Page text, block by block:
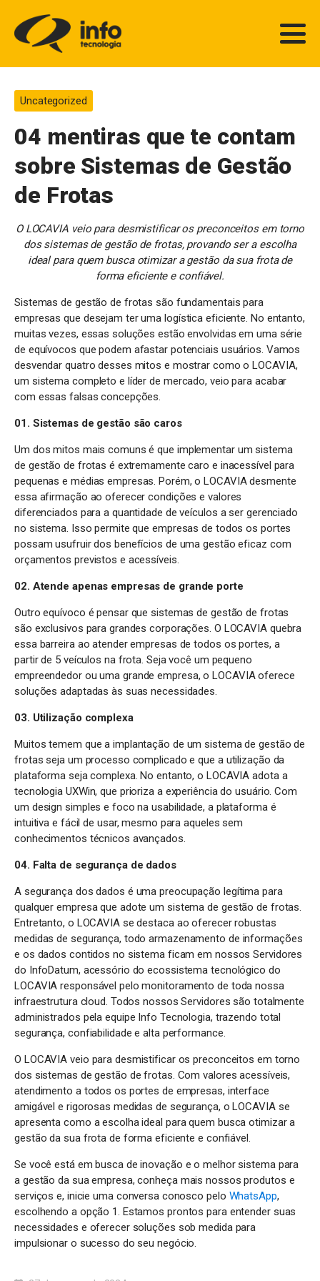
Uncategorized
04 mentiras que te contam
sobre Sistemas de Gestão
de Frotas
O LOCAVIA veio para desmistificar os preconceitos em torno
dos sistemas de gestão de frotas, provando ser a escolha
ideal para quem busca otimizar a gestão da sua frota de
forma eficiente e confiável.
Sistemas de gestão de frotas são fundamentais para
empresas que desejam ter uma logística eficiente. No entanto,
muitas vezes, essas soluções estão envolvidas em uma série
de equívocos que podem afastar potenciais usuários. Vamos
desvendar quatro desses mitos e mostrar como o LOCAVIA,
um sistema completo e líder de mercado, veio para acabar
com essas falsas concepções.
01. Sistemas de gestão são caros
Um dos mitos mais comuns é que implementar um sistema
de gestão de frotas é extremamente caro e inacessível para
pequenas e médias empresas. Porém, o LOCAVIA desmente
essa afirmação ao oferecer condições e valores
diferenciados para a quantidade de veículos a ser gerenciado
no sistema. Isso permite que empresas de todos os portes
possam usufruir dos benefícios de uma gestão eficaz com
orçamentos previstos e acessíveis.
02. Atende apenas empresas de grande porte
Outro equívoco é pensar que sistemas de gestão de frotas
são exclusivos para grandes corporações. O LOCAVIA quebra
essa barreira ao atender empresas de todos os portes, a
partir de 5 veículos na frota. Seja você um pequeno
empreendedor ou uma grande empresa, o LOCAVIA oferece
soluções adaptadas às suas necessidades.
03. Utilização complexa
Muitos temem que a implantação de um sistema de gestão de
frotas seja um processo complicado e que a utilização da
plataforma seja complexa. No entanto, o LOCAVIA adota a
tecnologia UXWin, que prioriza a experiência do usuário. Com
um design simples e foco na usabilidade, a plataforma é
intuitiva e fácil de usar, mesmo para aqueles sem
conhecimentos técnicos avançados.
04. Falta de segurança de dados
A segurança dos dados é uma preocupação legítima para
qualquer empresa que adote um sistema de gestão de frotas.
Entretanto, o LOCAVIA se destaca ao oferecer robustas
medidas de segurança, todo armazenamento de informações
e os dados contidos no sistema ficam em nossos Servidores
do InfoDatum, acessório do ecossistema tecnológico do
LOCAVIA responsável pelo monitoramento de toda nossa
infraestrutura cloud. Todos nossos Servidores são totalmente
administrados pela equipe Info Tecnologia, trazendo total
segurança, confiabilidade e alta performance.
O LOCAVIA veio para desmistificar os preconceitos em torno
dos sistemas de gestão de frotas. Com valores acessíveis,
atendimento a todos os portes de empresas, interface
amigável e rigorosas medidas de segurança, o LOCAVIA se
apresenta como a escolha ideal para quem busca otimizar a
gestão da sua frota de forma eficiente e confiável.
Se você está em busca de inovação e o melhor sistema para
a gestão da sua empresa, conheça mais nossos produtos e
serviços e, inicie uma conversa conosco pelo WhatsApp,
escolhendo a opção 1. Estamos prontos para entender suas
necessidades e oferecer soluções sob medida para
impulsionar o sucesso do seu negócio.